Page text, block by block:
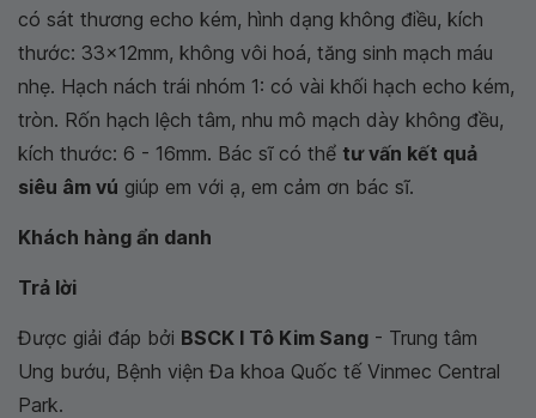
có sát thương echo kém, hình dạng không điều, kích
thước: 33x12mm, không vôi hoá, tăng sinh mạch máu
nhẹ. Hạch nách trái nhóm 1: có vài khối hạch echo kém,
tròn. Rốn hạch lệch tâm, nhu mô mạch dày không đều,
kích thước: 6 - 16mm. Bác sĩ có thể tư vấn kết quả
siêu âm vú giúp em với ạ, em cảm ơn bác sĩ.
Khách hàng ẩn danh
Trả lời
Được giải đáp bởi BSCK I Tô Kim Sang - Trung tâm
Ung bướu, Bệnh viện Đa khoa Quốc tế Vinmec Central
Park.